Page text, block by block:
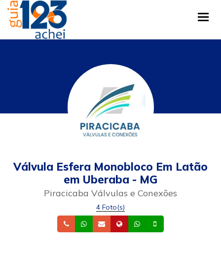
Válvula Esfera Monobloco Em Latão
em Uberaba - MG
Piracicaba Válvulas e Conexões
4 Foto(s)
TelefoneWhatsapp
Email Site Whatsapp